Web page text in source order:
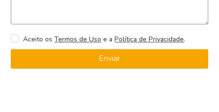
Aceito osTermos de Uso e aPolítica de Privacidade.
Enviar